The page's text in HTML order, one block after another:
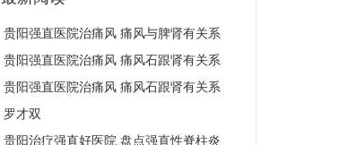
贵阳强直医院治痛风 痛风与脾肾有关系
贵阳强直医院治痛风 痛风石跟肾有关系
贵阳强直医院治痛风 痛风石跟肾有关系
罗才双
贵阳治疗强直好医院 盘点强直性脊柱炎